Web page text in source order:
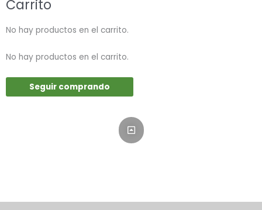
Carrito
No hay productos en el carrito.
No hay productos en el carrito.
Seguir comprando